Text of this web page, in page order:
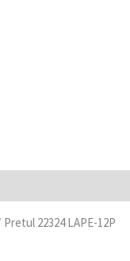
22324 LAPE-12P